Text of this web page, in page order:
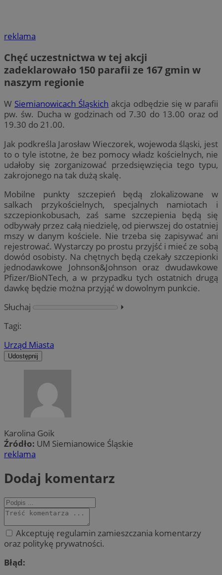
reklama
Chęć uczestnictwa w tej akcji
zadeklarowało 150 parafii ze 167 gmin w
naszym regionie
W Siemianowicach Śląskich akcja odbędzie się w parafii
pw. św. Ducha w godzinach od 7.30 do 13.00 oraz od
19.30 do 21.00.
Jak podkreśla Jarosław Wieczorek, wojewoda śląski, jest
to o tyle istotne, że bez pomocy władz kościelnych, nie
udałoby się zorganizować przedsięwzięcia tego typu,
zakrojonego na tak dużą skalę.
Mobilne punkty szczepień będą zlokalizowane w
salkach przykościelnych, specjalnych namiotach i
szczepionkobusach, zaś same szczepienia będą się
odbywały przez całą niedzielę, od pierwszej do ostatniej
mszy w danym kościele. Nie trzeba się zapisywać ani
rejestrować. Wystarczy po prostu przyjść i mieć ze sobą
dowód osobisty. Na chętnych będą czekały szczepionki
jednodawkowe Johnson&Johnson oraz dwudawkowe
Pfizer/BioNTech, a w przypadku tych ostatnich drugą
dawkę będzie można przyjąć w dowolnym punkcie.
Słuchaj
⏵︎
Tagi:
Urząd Miasta
Udostępnij
Karolina Goik
Źródło: UM Siemianowice Śląskie
reklama
Dodaj komentarz
Akceptuję regulamin zamieszczania komentarzy
oraz politykę prywatności.
Błąd: